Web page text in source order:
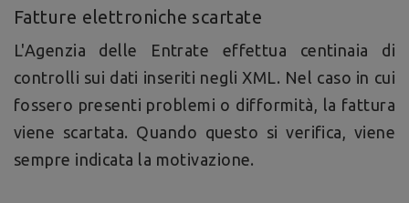
Fatture elettroniche scartate
L'Agenzia delle Entrate effettua centinaia di
controlli sui dati inseriti negli XML. Nel caso in cui
fossero presenti problemi o difformità, la fattura
viene scartata. Quando questo si verifica, viene
sempre indicata la motivazione.